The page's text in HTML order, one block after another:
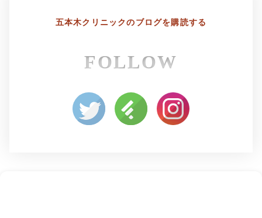
五本木クリニックのブログを購読する
FOLLOW